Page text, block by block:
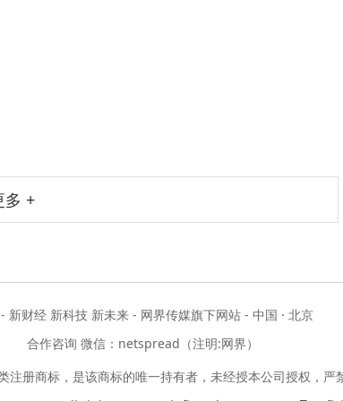
多 +
新财经 新科技 新未来 - 网界传媒旗下网站 - 中国 · 北京
合作咨询 微信：netspread（注明:网界）
注册商标，是该商标的唯一持有者，未经授本公司授权，严